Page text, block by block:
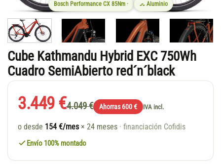
Bosch Performance CX 85Nm · Aluminio
Cube Kathmandu Hybrid EXC 750Wh
Cuadro SemiAbierto red´n´black
3.449 €4.049 € Ahorras 600 € IVA incl.
o desde 154 €/mes × 24 meses · financiación Cofidis
Envío 100% montado